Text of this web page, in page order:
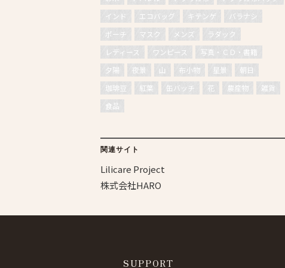
インド
エコバッグ キテンゲ
バラナシ
ポーチ
マスク メンズ
ラダック
レディース
ワンピース
写真・ＣＤ・書籍
夕陽
夜景 山 布小物 星景
朝日
珈琲豆
紅葉 缶バッチ 花 農産物
雑貨
食品
関連サイト
Lilicare Project
株式会社HARO
SUPPORT